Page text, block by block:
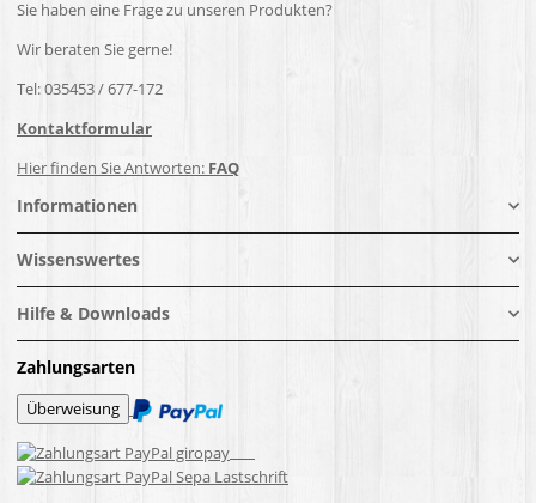
Sie haben eine Frage zu unseren Produkten?
Wir beraten Sie gerne!
Tel: 035453 / 677-172
Kontaktformular
Hier finden Sie Antworten: FAQ
Informationen
Wissenswertes
Hilfe & Downloads
Zahlungsarten